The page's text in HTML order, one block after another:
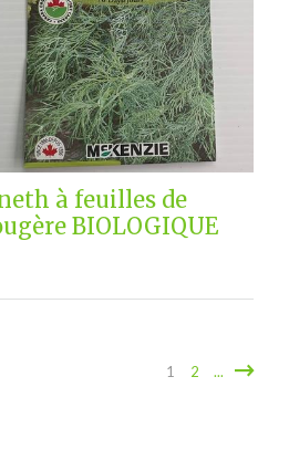
à feuilles de
BIOLOGIQUE
1 2 ...